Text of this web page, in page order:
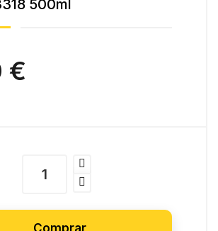
500ml
€
Comprar